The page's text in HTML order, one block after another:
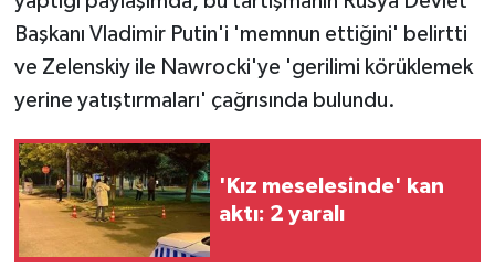
Başkanı Vladimir Putin'i 'memnun ettiğini' belirtti
ve Zelenskiy ile Nawrocki'ye 'gerilimi körüklemek
yerine yatıştırmaları' çağrısında bulundu.
'Kız meselesinde' kan
aktı: 2 yaralı